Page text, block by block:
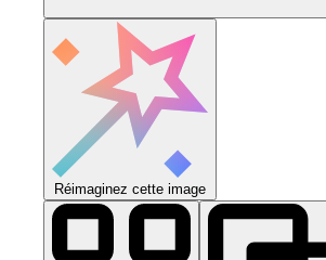
Réimaginez cette image